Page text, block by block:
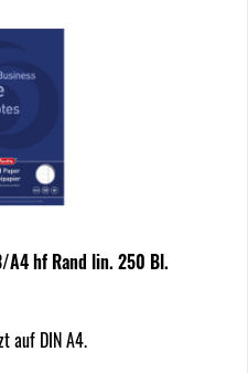
A4 hf Rand lin. 250 Bl.
auf DIN A4.